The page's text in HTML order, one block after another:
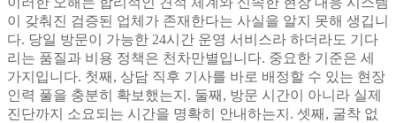
이 갖춰진 검증된 업체가 존재한다는 사실을 알지 못해 생깁니
다. 당일 방문이 가능한 24시간 운영 서비스라 하더라도 기다
리는 품질과 비용 정책은 천차만별입니다. 중요한 기준은 세
가지입니다. 첫째, 상담 직후 기사를 바로 배정할 수 있는 현장
인력 풀을 충분히 확보했는지. 둘째, 방문 시간이 아니라 실제
진단까지 소요되는 시간을 명확히 안내하는지. 셋째, 굴착 없